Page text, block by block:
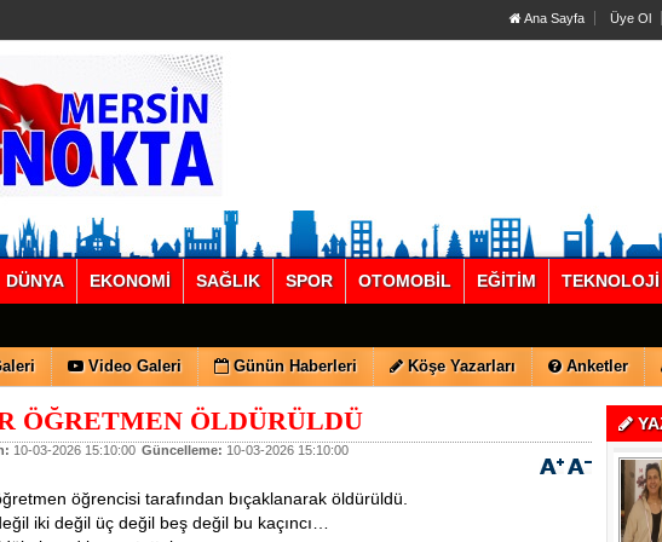
Ana Sayfa Üye Ol
DÜNYA EKONOMİ SAĞLIK SPOR OTOMOBİL EĞİTİM TEKNOLOJİ
Video Galeri Günün Haberleri Köşe Yazarları Anketler
ÖĞRETMEN ÖLDÜRÜLDÜ
10-03-2026 15:10:00 Güncelleme: 10-03-2026 15:10:00
öğrencisi tarafından bıçaklanarak öldürüldü.
iki değil üç değil beş değil bu kaçıncı…